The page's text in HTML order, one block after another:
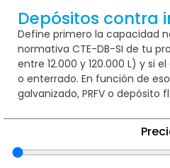
Depósitos contra
Define primero la capacidad
normativa CTE-DB-SI de tu
entre 12.000 y 120.000 L) y si
o enterrado. En función de
galvanizado, PRFV o depósito